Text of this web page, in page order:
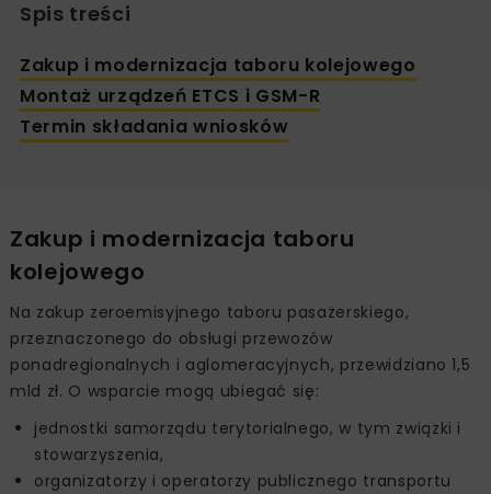
Spis treści
Zakup i modernizacja taboru kolejowego
Montaż urządzeń ETCS i GSM-R
Termin składania wniosków
Zakup i modernizacja taboru
kolejowego
Na zakup zeroemisyjnego taboru pasażerskiego,
przeznaczonego do obsługi przewozów
ponadregionalnych i aglomeracyjnych, przewidziano 1,5
mld zł. O wsparcie mogą ubiegać się:
jednostki samorządu terytorialnego, w tym związki i
stowarzyszenia,
organizatorzy i operatorzy publicznego transportu